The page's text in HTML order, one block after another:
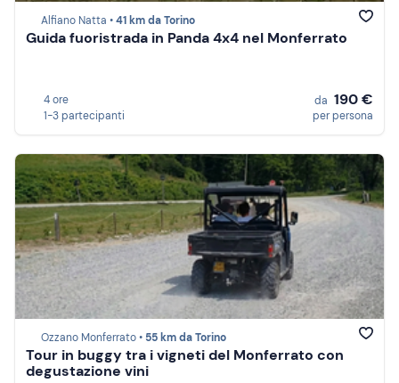
Alfiano Natta •41 km da Torino
Guida fuoristrada in Panda 4x4 nel Monferrato
4 ore
1-3 partecipanti
da 190 €
per persona
Ozzano Monferrato • 55 km da Torino
Tour in buggy tra i vigneti del Monferrato con
degustazione vini